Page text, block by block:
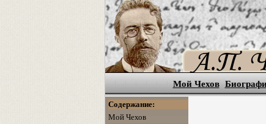
Мой Чехов
Содержание:
Мой Чехов